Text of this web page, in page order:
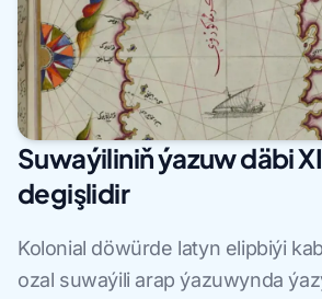
Suwaýiliniň ýazuw däbi
degişlidir
Kolonial döwürde latyn elipbiýi
ozal suwaýili arap ýazuwynda